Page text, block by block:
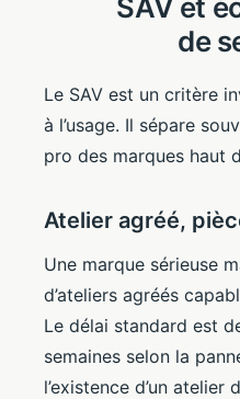
SAV et
de
Le SAV est un critère
à l’usage. Il sépare
pro des marques haut
Atelier agréé,
Une marque sérieuse
d’ateliers agréés
Le délai standard est
semaines selon la
l’existence d’un